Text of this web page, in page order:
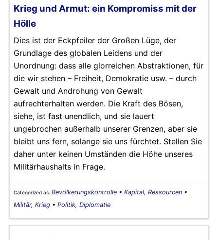
Krieg und Armut: ein Kompromiss mit der
Hölle
Dies ist der Eckpfeiler der Großen Lüge, der
Grundlage des globalen Leidens und der
Unordnung: dass alle glorreichen Abstraktionen, für
die wir stehen – Freiheit, Demokratie usw. – durch
Gewalt und Androhung von Gewalt
aufrechterhalten werden. Die Kraft des Bösen,
siehe, ist fast unendlich, und sie lauert
ungebrochen außerhalb unserer Grenzen, aber sie
bleibt uns fern, solange sie uns fürchtet. Stellen Sie
daher unter keinen Umständen die Höhe unseres
Militärhaushalts in Frage.
Categorized as: Bevölkerungskontrolle • Kapital, Ressourcen •
Militär, Krieg • Politik, Diplomatie